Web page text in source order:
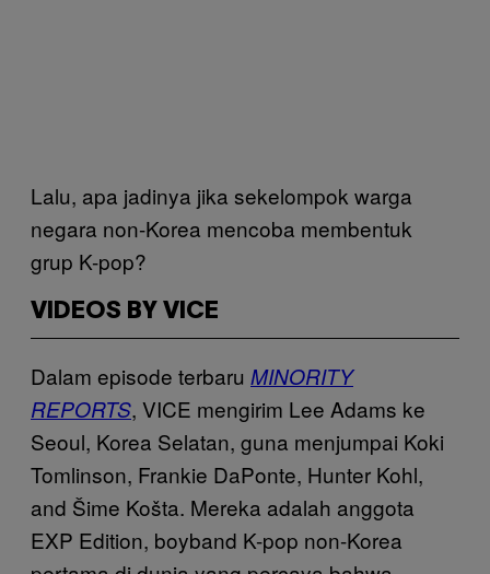
Lalu, apa jadinya jika sekelompok warga
negara non-Korea mencoba membentuk
grup K-pop?
VIDEOS BY VICE
Dalam episode terbaru MINORITY
REPORTS, VICE mengirim Lee Adams ke
Seoul, Korea Selatan, guna menjumpai Koki
Tomlinson, Frankie DaPonte, Hunter Kohl,
and Šime Košta. Mereka adalah anggota
EXP Edition, boyband K-pop non-Korea